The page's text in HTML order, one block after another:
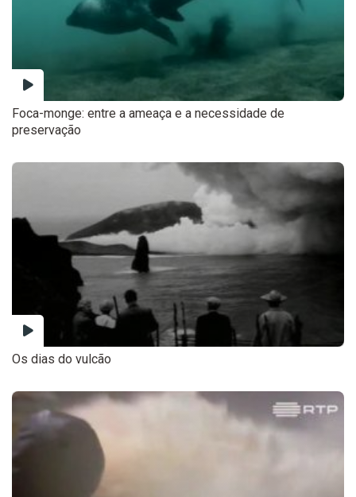
Foca-monge: entre a ameaça e a necessidade de
preservação
Os dias do vulcão